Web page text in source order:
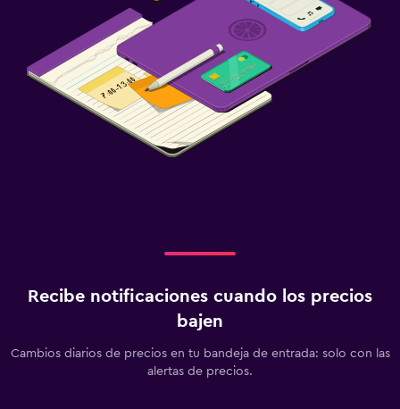
Recibe notificaciones cuando los precios
bajen
Cambios diarios de precios en tu bandeja de entrada: solo con las
alertas de precios.